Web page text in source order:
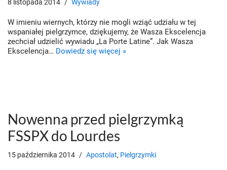
8 listopada 2014 Wywiady
W imieniu wiernych, którzy nie mogli wziąć udziału w tej
wspaniałej pielgrzymce, dziękujemy, że Wasza Ekscelencja
zechciał udzielić wywiadu „La Porte Latine”. Jak Wasza
Ekscelencja… Dowiedz się więcej »
Nowenna przed pielgrzymką
FSSPX do Lourdes
15 października 2014 Apostolat, Pielgrzymki